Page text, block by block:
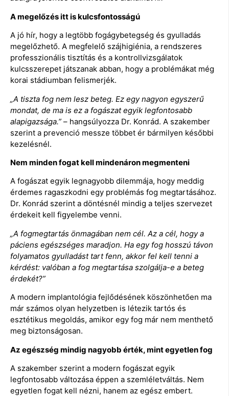
A megelőzés itt is kulcsfontosságú
A jó hír, hogy a legtöbb fogágybetegség és gyulladás
megelőzhető. A megfelelő szájhigiénia, a rendszeres
professzionális tisztítás és a kontrollvizsgálatok
kulcsszerepet játszanak abban, hogy a problémákat még
korai stádiumban felismerjék.
„A tiszta fog nem lesz beteg. Ez egy nagyon egyszerű
mondat, de ma is ez a fogászat egyik legfontosabb
alapigazsága.” – hangsúlyozza Dr. Konrád. A szakember
szerint a prevenció messze többet ér bármilyen későbbi
kezelésnél.
Nem minden fogat kell mindenáron megmenteni
A fogászat egyik legnagyobb dilemmája, hogy meddig
érdemes ragaszkodni egy problémás fog megtartásához.
Dr. Konrád szerint a döntésnél mindig a teljes szervezet
érdekeit kell figyelembe venni.
„A fogmegtartás önmagában nem cél. Az a cél, hogy a
páciens egészséges maradjon. Ha egy fog hosszú távon
folyamatos gyulladást tart fenn, akkor fel kell tenni a
kérdést: valóban a fog megtartása szolgálja-e a beteg
érdekét?”
A modern implantológia fejlődésének köszönhetően ma
már számos olyan helyzetben is létezik tartós és
esztétikus megoldás, amikor egy fog már nem menthető
meg biztonságosan.
Az egészség mindig nagyobb érték, mint egyetlen fog
A szakember szerint a modern fogászat egyik
legfontosabb változása éppen a szemléletváltás. Nem
egyetlen fogat kell nézni, hanem az egész embert.